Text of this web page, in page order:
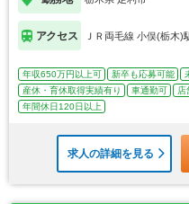
アクセス ＪＲ両毛線 小俣(栃木)
年収650万円以上可 新卒も応募可能
産休・育休取得実績有り
車通勤可 店
年間休日120日以上
求人の詳細を見る